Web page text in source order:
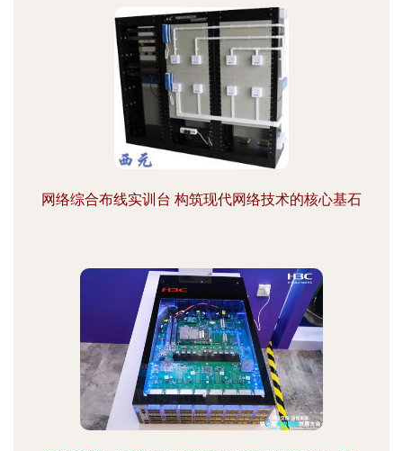
网络综合布线实训台 构筑现代网络技术的核心基石